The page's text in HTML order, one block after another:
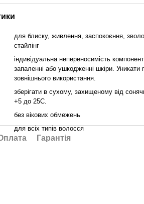
для блиску, живлення, заспокоєння,
стайлінг
індивідуальна непереносимість
запаленні або ушкодженні шкіри. Уникати
зовнішнього використання.
зберігати в сухому, захищеному від
+5 до 25С.
без вікових обмежень
для всіх типів волосся
Гарантія